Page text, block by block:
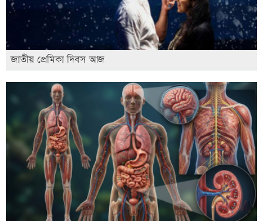
জাতীয় প্রেমিকা দিবস আজ